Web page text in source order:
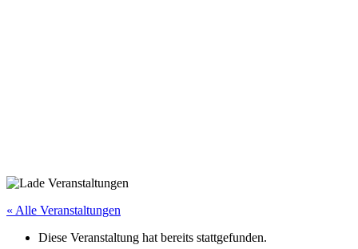
« Alle Veranstaltungen
Diese Veranstaltung hat bereits stattgefunden.